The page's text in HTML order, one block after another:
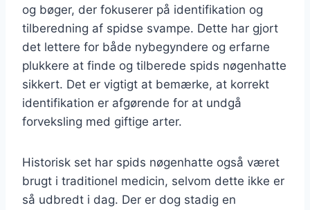
og bøger, der fokuserer på identifikation og
tilberedning af spidse svampe. Dette har gjort
det lettere for både nybegyndere og erfarne
plukkere at finde og tilberede spids nøgenhatte
sikkert. Det er vigtigt at bemærke, at korrekt
identifikation er afgørende for at undgå
forveksling med giftige arter.
Historisk set har spids nøgenhatte også været
brugt i traditionel medicin, selvom dette ikke er
så udbredt i dag. Der er dog stadig en